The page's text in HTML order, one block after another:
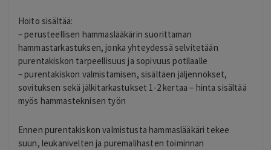
Hoito sisältää:
– perusteellisen hammaslääkärin suorittaman
hammastarkastuksen, jonka yhteydessä selvitetään
purentakiskon tarpeellisuus ja sopivuus potilaalle
– purentakiskon valmistamisen, sisältäen jäljennökset,
sovituksen sekä jälkitarkastukset 1-2 kertaa – hinta sisältää
myös hammasteknisen työn
Ennen purentakiskon valmistusta hammaslääkäri tekee
suun, leukanivelten ja puremalihasten toiminnan